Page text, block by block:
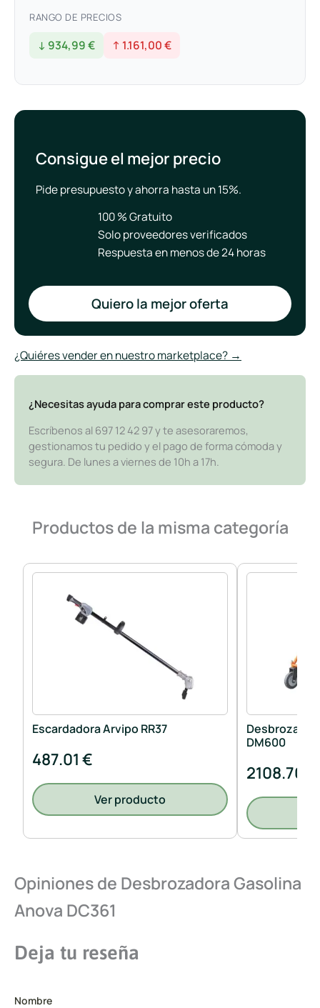
RANGO DE PRECIOS
↓ 934,99 € ↑ 1.161,00 €
Consigue el mejor precio
Pide presupuesto y ahorra hasta un 15%.
100 % Gratuito
Solo proveedores verificados
Respuesta en menos de 24 horas
Quiero la mejor oferta
¿Quiéres vender en nuestro marketplace? →
¿Necesitas ayuda para comprar este producto?
Escríbenos al 697 12 42 97 y te asesoraremos,
gestionamos tu pedido y el pago de forma cómoda y
segura. De lunes a viernes de 10h a 17h.
Productos de la misma categoría
Escardadora Arvipo RR37
487.01 €
Ver producto
DM600
2108.70 €
Opiniones de Desbrozadora Gasolina
Anova DC361
Deja tu reseña
Nombre